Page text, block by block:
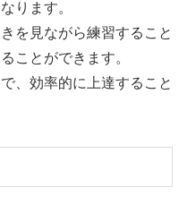
ります。
を見ながら練習すること
ことができます。
、効率的に上達すること